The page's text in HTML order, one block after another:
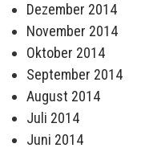
Dezember 2014
November 2014
Oktober 2014
September 2014
August 2014
Juli 2014
Juni 2014